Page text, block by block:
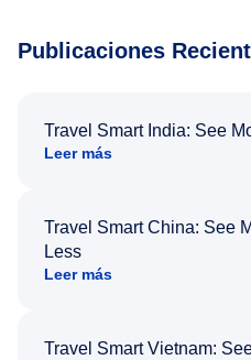
Publicaciones
Travel Smart India: See
Leer más
Travel Smart China: See
Less
Leer más
Travel Smart Vietnam: